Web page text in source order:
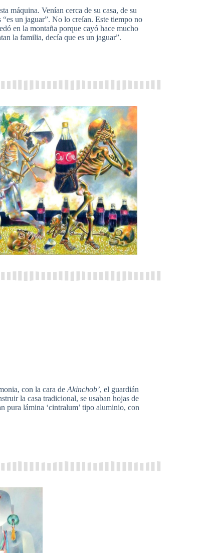
máquina. Venían cerca de su casa, de su
un jaguar”. No lo creían. Este tiempo no
en la montaña porque cayó hace mucho
la familia, decía que es un jaguar”.
con la cara de Akinchob’, el guardián
la casa tradicional, se usaban hojas de
pura lámina ‘cintralum’ tipo aluminio, con